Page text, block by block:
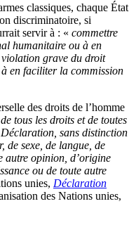
classiques, chaque État
discriminatoire, si
servir à : « commettre
humanitaire ou à en
grave du droit
en faciliter la commission
des droits de l’homme
tous les droits et de toutes
sans distinction
de sexe, de langue, de
autre opinion, d’origine
ou de toute autre
unies, Déclaration
des Nations unies,